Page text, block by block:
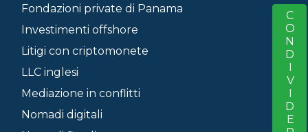
CONDIVIDERE
Fondazioni private di Panama
Investimenti offshore
Litigi con criptomonete
LLC inglesi
Mediazione in conflitti
Nomadi digitali